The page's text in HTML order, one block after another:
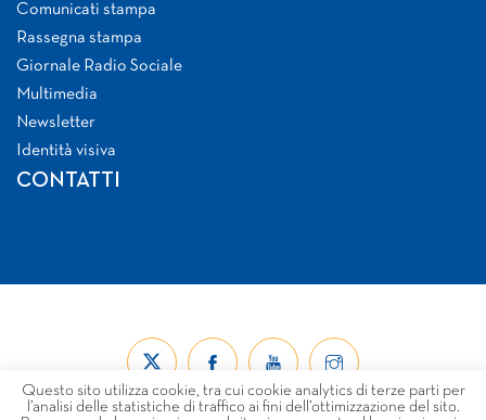
Comunicati stampa
Rassegna stampa
Giornale Radio Sociale
Multimedia
Newsletter
Identità visiva
CONTATTI
Questo sito utilizza cookie, tra cui cookie analytics di terze parti per
l’analisi delle statistiche di traffico ai fini dell’ottimizzazione del sito.